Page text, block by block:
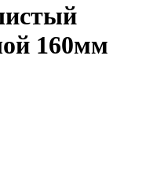
160мм